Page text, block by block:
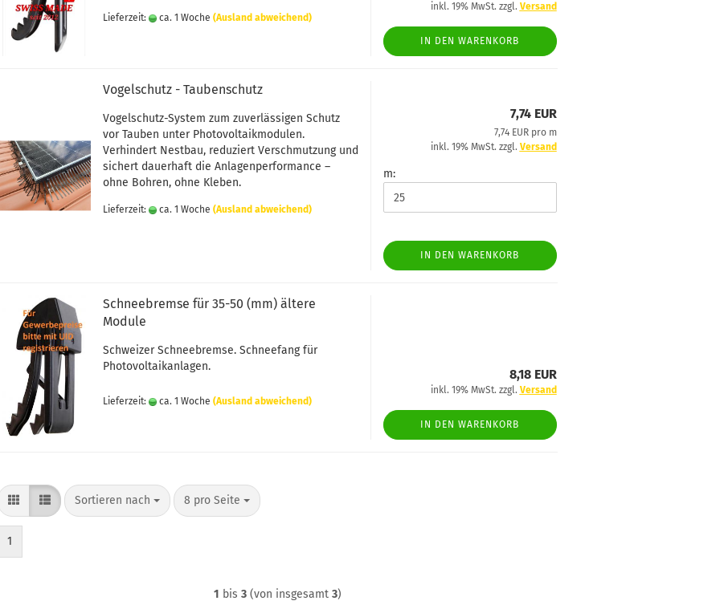
Lieferzeit: ca. 1 Woche (Ausland abweichend)
inkl. 19% MwSt. zzgl. Versand
IN DEN WARENKORB
Vogelschutz - Taubenschutz
Vogelschutz-System zum zuverlässigen Schutz
vor Tauben unter Photovoltaikmodulen.
Verhindert Nestbau, reduziert Verschmutzung und
sichert dauerhaft die Anlagenperformance –
ohne Bohren, ohne Kleben.
Lieferzeit: ca. 1 Woche (Ausland abweichend)
7,74 EUR
7,74 EUR pro m
inkl. 19% MwSt. zzgl. Versand
m:
IN DEN WARENKORB
Schneebremse für 35-50 (mm) ältere
Module
Schweizer Schneebremse. Schneefang für
Photovoltaikanlagen.
Lieferzeit: ca. 1 Woche (Ausland abweichend)
8,18 EUR
inkl. 19% MwSt. zzgl. Versand
IN DEN WARENKORB
Sortieren nach
Sortieren nach 8 pro Seite
pro Seite
1
1 bis 3(von insgesamt 3)